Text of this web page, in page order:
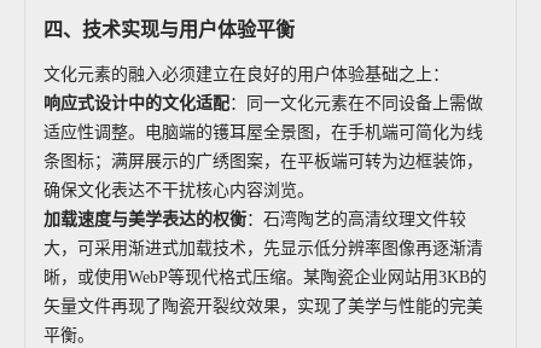
四、技术实现与用户体验平衡
文化元素的融入必须建立在良好的用户体验基础之上：
响应式设计中的文化适配：同一文化元素在不同设备上需做
适应性调整。电脑端的镬耳屋全景图，在手机端可简化为线
条图标；满屏展示的广绣图案，在平板端可转为边框装饰，
确保文化表达不干扰核心内容浏览。
加载速度与美学表达的权衡：石湾陶艺的高清纹理文件较
大，可采用渐进式加载技术，先显示低分辨率图像再逐渐清
晰，或使用WebP等现代格式压缩。某陶瓷企业网站用3KB的
矢量文件再现了陶瓷开裂纹效果，实现了美学与性能的完美
平衡。